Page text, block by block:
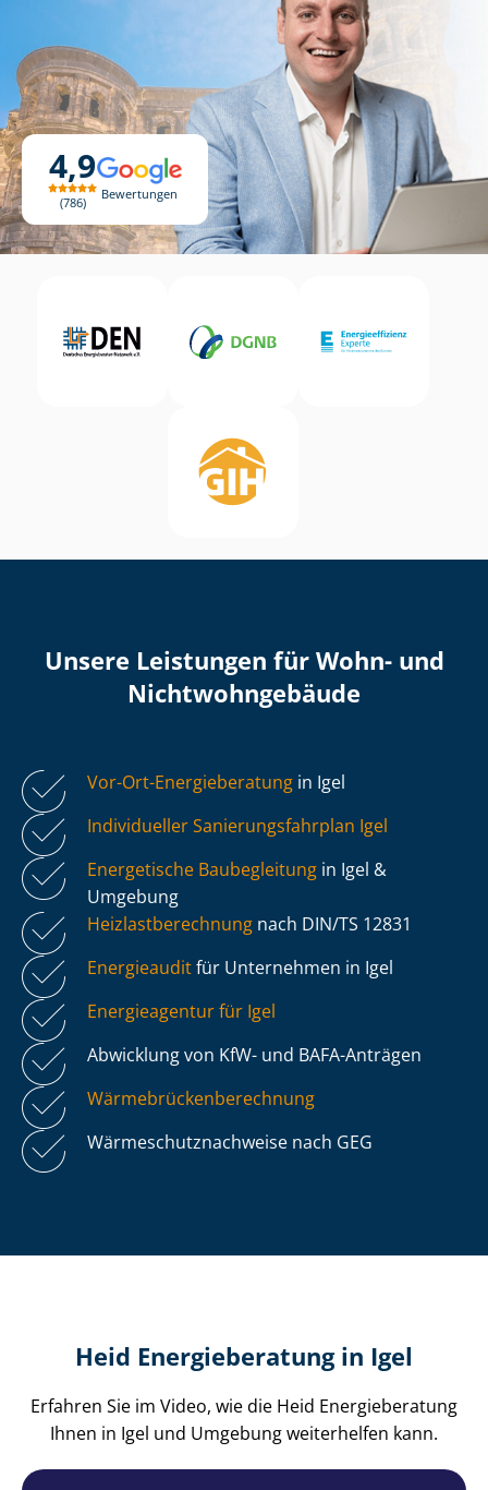
4,9
786
Bewertungen
Unsere Leistungen für Wohn- und
Nicht­wohn­ge­bäu­de
Vor-Ort-Energieberatung in Igel
Individueller Sa­nie­rungs­fahr­plan Igel
Energetische Baubegleitung in Igel &
Umgebung
Heiz­last­be­rech­nung nach DIN/TS 12831
Energieauditfür Unternehmen in Igel
Energieagentur für Igel
Abwicklung von KfW- und BAFA-Anträgen
Wär­me­brü­cken­be­rech­nung
Wär­me­schutz­nach­wei­se nach GEG
Heid Energieberatung in Igel
Erfahren Sie im Video, wie die Heid Energieberatung
Ihnen in Igel und Umgebung weiterhelfen kann.